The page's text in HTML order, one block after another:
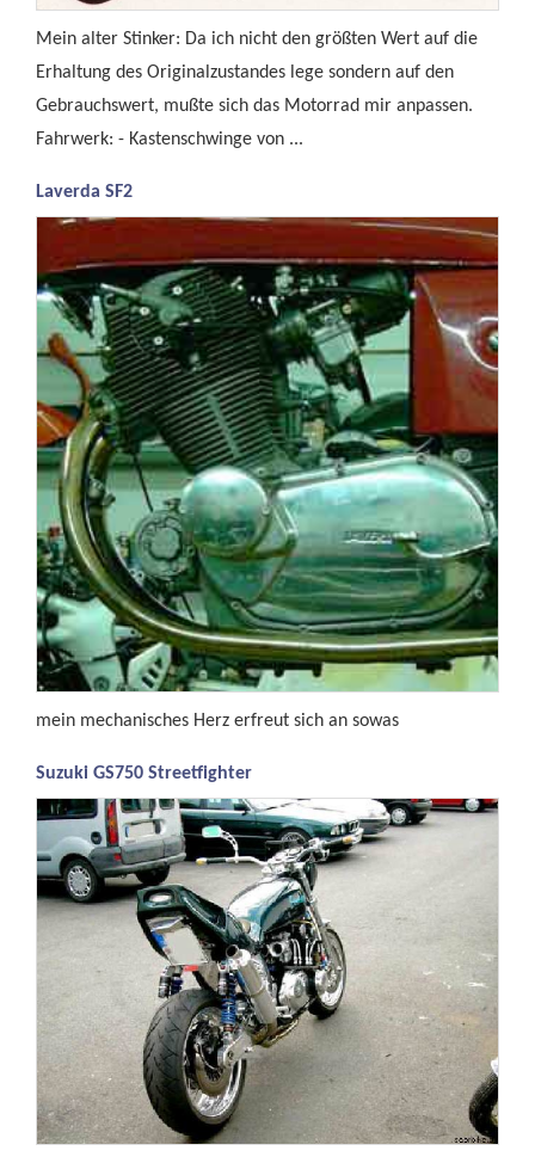
Mein alter Stinker: Da ich nicht den größten Wert auf die
Erhaltung des Originalzustandes lege sondern auf den
Gebrauchswert, mußte sich das Motorrad mir anpassen.
Fahrwerk: - Kastenschwinge von ...
Laverda SF2
mein mechanisches Herz erfreut sich an sowas
Suzuki GS750 Streetfighter